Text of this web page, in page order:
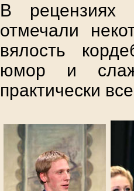
В рецензиях
отмечали
вялость
юмор и
практически